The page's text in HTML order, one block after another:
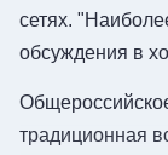
сетях.
обсуждения в
традиционная